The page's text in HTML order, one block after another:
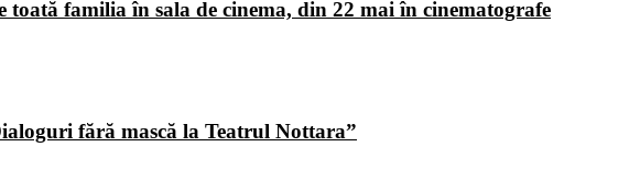
toată familia în sala de cinema, din 22 mai în cinematografe
fără mască la Teatrul Nottara”